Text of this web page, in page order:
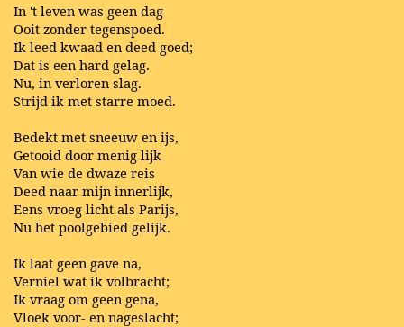
In 't leven was geen dag
Ooit zonder tegenspoed.
Ik leed kwaad en deed goed;
Dat is een hard gelag.
Nu, in verloren slag.
Strijd ik met starre moed.
Bedekt met sneeuw en ijs,
Getooid door menig lijk
Van wie de dwaze reis
Deed naar mijn innerlijk,
Eens vroeg licht als Parijs,
Nu het poolgebied gelijk.
Ik laat geen gave na,
Verniel wat ik volbracht;
Ik vraag om geen gena,
Vloek voor- en nageslacht;